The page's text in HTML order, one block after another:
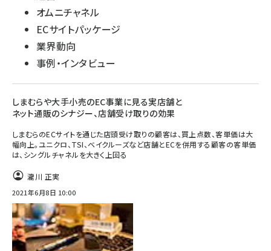
オムニチャネル
ECサイトパッケージ
業界動向
事例・インタビュー
しまむらや大手小売のEC事業に見る実店舗と
ネット通販のシナジー、店舗受け取りの効果
しまむらのECサイトを通じた店頭受け取りの顧客は、買上点数、客単価は大
幅向上。ユニクロ、TSI、ベイクルーズなど店舗とECを併用する顧客の客単価
は、シングルチャネルを大きく上回る
瀧川 正実
2021年6月8日 10:00